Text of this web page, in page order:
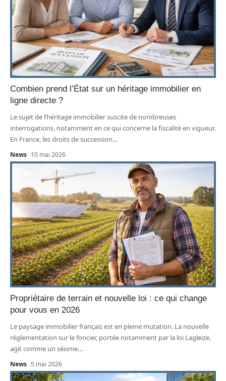
Combien prend l’État sur un héritage immobilier en
ligne directe ?
Le sujet de l’héritage immobilier suscite de nombreuses
interrogations, notamment en ce qui concerne la fiscalité en vigueur.
En France, les droits de succession…
News 10 mai 2026
Propriétaire de terrain et nouvelle loi : ce qui change
pour vous en 2026
Le paysage immobilier français est en pleine mutation. La nouvelle
réglementation sur le foncier, portée notamment par la loi Lagleize,
agit comme un séisme…
News 5 mai 2026